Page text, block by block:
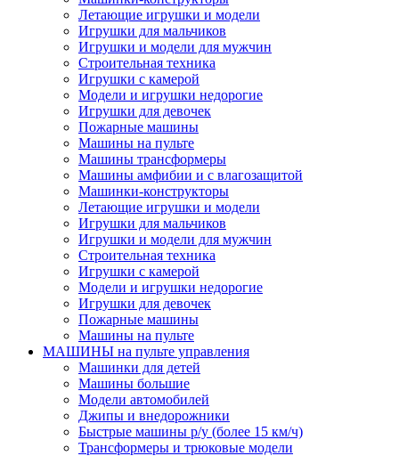
Летающие игрушки и модели
Игрушки для мальчиков
Игрушки и модели для мужчин
Строительная техника
Игрушки с камерой
Модели и игрушки недорогие
Игрушки для девочек
Пожарные машины
Машины на пульте
Машины трансформеры
Машины амфибии и с влагозащитой
Машинки-конструкторы
Летающие игрушки и модели
Игрушки для мальчиков
Игрушки и модели для мужчин
Строительная техника
Игрушки с камерой
Модели и игрушки недорогие
Игрушки для девочек
Пожарные машины
Машины на пульте
МАШИНЫ на пульте управления
Машинки для детей
Машины большие
Модели автомобилей
Джипы и внедорожники
Быстрые машины р/у (более 15 км/ч)
Трансформеры и трюковые модели